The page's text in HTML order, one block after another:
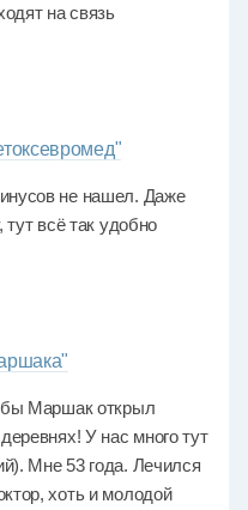
на связь
не нашел. Даже
тут всё так удобно
Маршак открыл
У нас много тут
Мне 53 года. Лечился
хоть и молодой